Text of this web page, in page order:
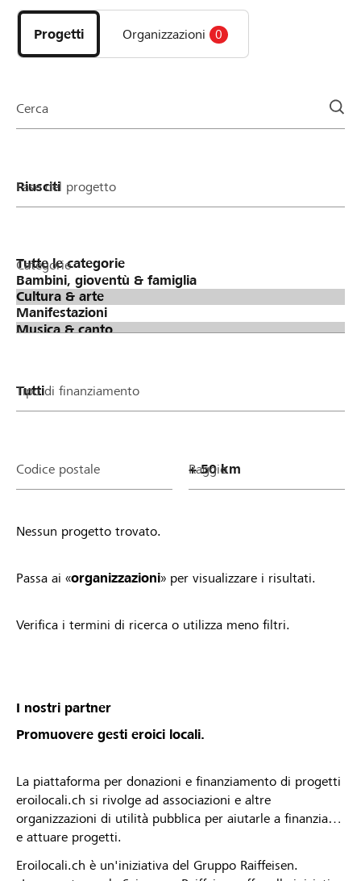
DE FR IT
i
progetti
e
della
Progetti Organizzazioni 0
Cerca
Fase del progetto
Categorie
Tipo di finanziamento
Codice postale Raggio
Nessun progetto trovato.
Passa ai «organizzazioni» per visualizzare i risultati.
Verifica i termini di ricerca o utilizza meno filtri.
I nostri partner
Promuovere gesti eroici locali.
La piattaforma per donazioni e finanziamento di progetti
eroilocali.ch si rivolge ad associazioni e altre
organizzazioni di utilità pubblica per aiutarle a finanziare
e attuare progetti.
Eroilocali.ch è un'iniziativa del Gruppo Raiffeisen.